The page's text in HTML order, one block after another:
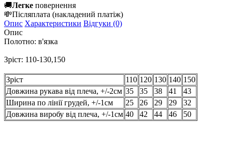
🚚Легке повернення
💸Післяплата (накладений платіж)
Опис Характеристики Відгуки (0)
Опис
Полотно: в'язка
Зріст: 110-130,150
Зріст 110 120 130 140 150
Довжина рукава від плеча, +/-2см 35 35 38 41
43
Ширина по лінії грудей, +/-1см
25 26 29 29
32
Довжина виробу від плеча, +/-1см 40 42 44 46 50